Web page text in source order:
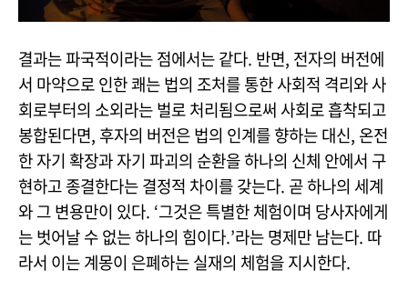
결과는 파국적이라는 점에서는 같다. 반면, 전자의 버전에
서 마약으로 인한 쾌는 법의 조처를 통한 사회적 격리와 사
회로부터의 소외라는 벌로 처리됨으로써 사회로 흡착되고
봉합된다면, 후자의 버전은 법의 인계를 향하는 대신, 온전
한 자기 확장과 자기 파괴의 순환을 하나의 신체 안에서 구
현하고 종결한다는 결정적 차이를 갖는다. 곧 하나의 세계
와 그 변용만이 있다. ‘그것은 특별한 체험이며 당사자에게
는 벗어날 수 없는 하나의 힘이다.’라는 명제만 남는다. 따
라서 이는 계몽이 은폐하는 실재의 체험을 지시한다.